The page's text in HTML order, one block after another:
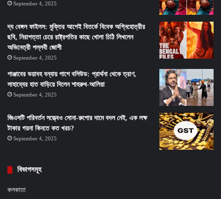
September 4, 2025
দ্য বেঙ্গল ফাইলস: মুক্তির আগেই বিতর্কে বিবেক অগ্নিহোত্রীর
ছবি, নিরাপত্তা চেয়ে রাষ্ট্রপতির কাছে খোলা চিঠি লিখলেন
অভিনেত্রী পল্লবী জোশী
September 4, 2025
পাঞ্জাবের ভয়াবহ বন্যায় পাশে বলিউড: প্রার্থনা থেকে ত্রাণ,
সাহায্যের হাত বাড়িয়ে দিলেন শাহরুখ-আলিয়া
September 4, 2025
জিএসটি পরিবর্তন সত্ত্বেও সোনা-রুপোর দামে বদল নেই, এক লক্ষ
টাকার গয়না কিনতে কত খরচ?
September 4, 2025
বিভাগসমূহ
কলকাতা